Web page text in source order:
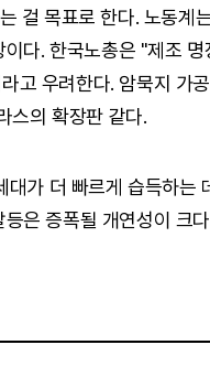
걸 목표로 한다. 노동계
다. 한국노총은 "제조 명
고 우려한다. 암묵지 가
스의 확장판 같다.
가 더 빠르게 습득하는
은 증폭될 개연성이 크다